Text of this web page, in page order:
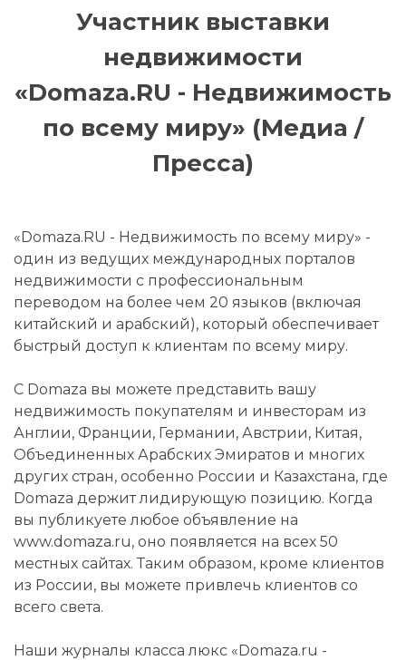
Участник выставки
недвижимости
«Domaza.RU - Недвижимость
по всему миру» (Медиа /
Пресса)
«Domaza.RU - Недвижимость по всему миру» -
один из ведущих международных порталов
недвижимости с профессиональным
переводом на более чем 20 языков (включая
китайский и арабский), который обеспечивает
быстрый доступ к клиентам по всему миру.
С Domaza вы можете представить вашу
недвижимость покупателям и инвесторам из
Англии, Франции, Германии, Австрии, Китая,
Объединенных Арабских Эмиратов и многих
других стран, особенно России и Казахстана, где
Domaza держит лидирующую позицию. Когда
вы публикуете любое объявление на
www.domaza.ru, оно появляется на всех 50
местных сайтах. Таким образом, кроме клиентов
из России, вы можете привлечь клиентов со
всего света.
Наши журналы класса люкс «Domaza.ru -